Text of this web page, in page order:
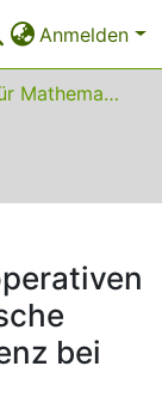
Anmelden
01 Fakultät für Mathematik
bei